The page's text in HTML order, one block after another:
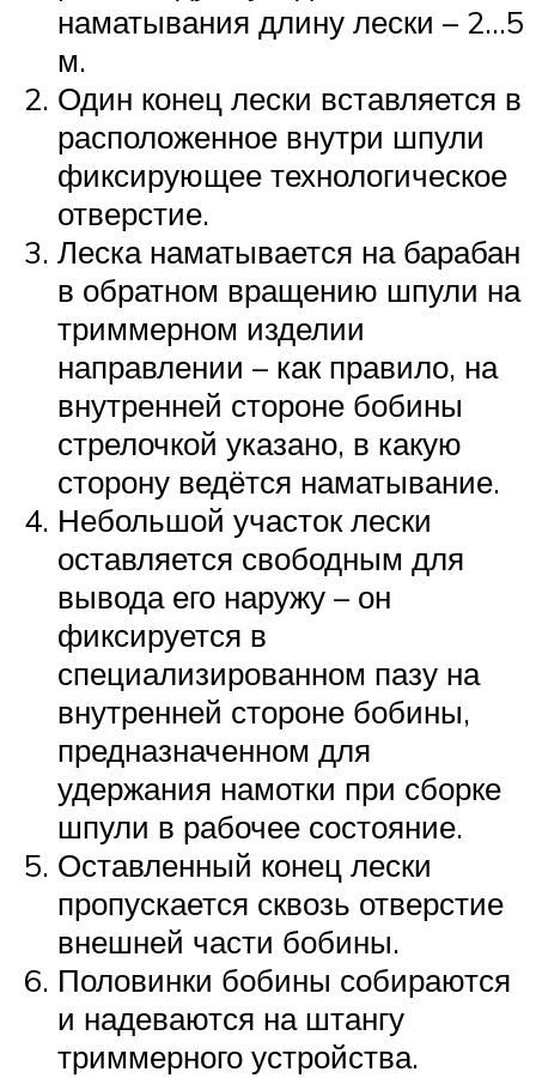
наматывания длину лески – 2…5
м.
Один конец лески вставляется в
расположенное внутри шпули
фиксирующее технологическое
отверстие.
Леска наматывается на барабан
в обратном вращению шпули на
триммерном изделии
направлении – как правило, на
внутренней стороне бобины
стрелочкой указано, в какую
сторону ведётся наматывание.
Небольшой участок лески
оставляется свободным для
вывода его наружу – он
фиксируется в
специализированном пазу на
внутренней стороне бобины,
предназначенном для
удержания намотки при сборке
шпули в рабочее состояние.
Оставленный конец лески
пропускается сквозь отверстие
внешней части бобины.
Половинки бобины собираются
и надеваются на штангу
триммерного устройства.